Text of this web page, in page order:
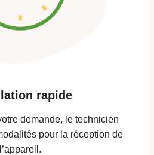
rapide
demande, le technicien
pour la réception de
l’appareil.